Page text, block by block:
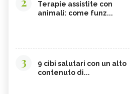
Terapie assistite con
animali: come funz...
3
9 cibi salutari con un alto
contenuto di...